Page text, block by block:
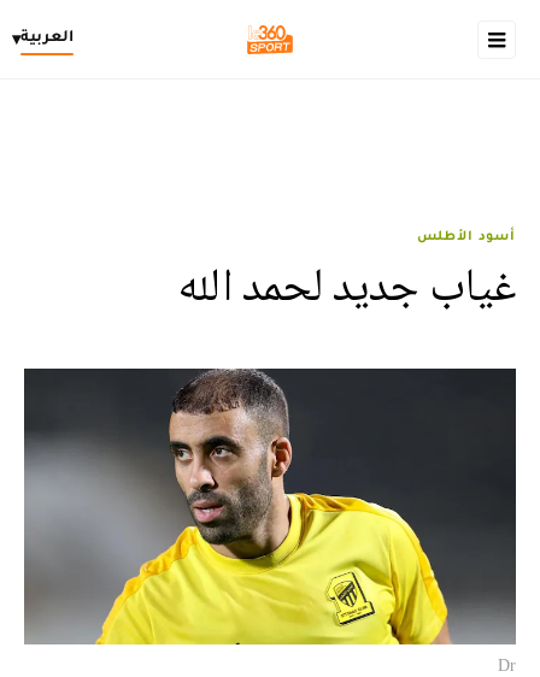
العربية▾
أسود الأطلس
غياب جديد لحمد الله
Dr